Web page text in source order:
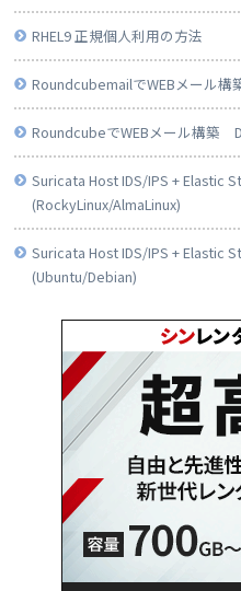
RHEL9 正規個人利用の方法
RoundcubemailでWEBメール構
RoundcubeでWEBメール構築
Suricata Host IDS/IPS + Elastic
(RockyLinux/AlmaLinux)
Suricata Host IDS/IPS + Elastic
(Ubuntu/Debian)